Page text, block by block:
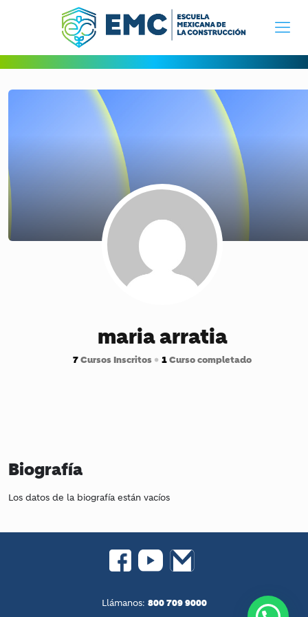
maria arratia
7Cursos Inscritos • 1Curso completado
Biografía
Los datos de la biografía están vacíos
Llámanos: 800 709 9000